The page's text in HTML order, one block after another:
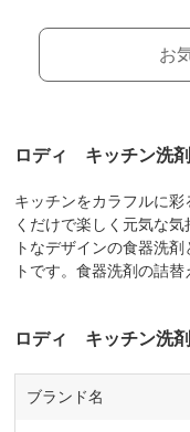
お
ロディ キッチン洗
キッチンをカラフルに
くだけで楽しく元気な
トなデザインの食器洗
トです。食器洗剤の詰
ロディ キッチン洗
ブランド名